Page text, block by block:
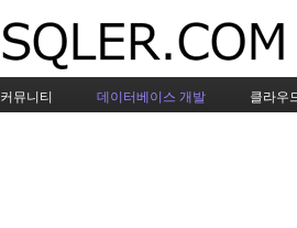
커뮤니티 데이터베이스 개발 클라우